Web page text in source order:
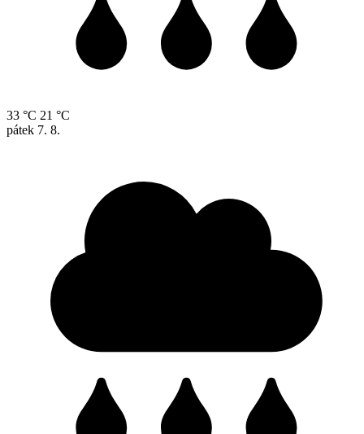
33 °C 21 °C
pátek 7. 8.